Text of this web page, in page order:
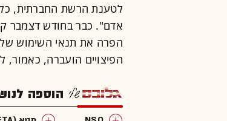
לטענת הרשת החברתית,
הפרה את תנאי השימוש של
הפיצויים הועברה, כאמור,
הוספה